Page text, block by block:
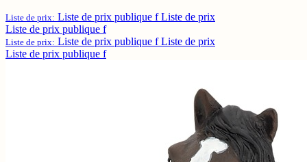
Liste de prix: Liste de prix publique f Liste de prix
Liste de prix publique f
Liste de prix: Liste de prix publique f Liste de prix
Liste de prix publique f